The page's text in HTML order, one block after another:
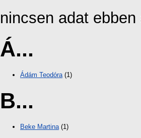
nincsen adat
Á...
Ádám Teodóra(1)
B...
Beke Martina (1)